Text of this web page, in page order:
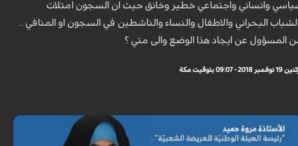
وانساني واجتماعي خطير وخانق حيث ان السجون امتلات
البحراني والاطفال والنساء والناشطين في السجون او المنافي ..
المسؤول عن ايجاد هذا الوضع والى متي ؟
نوفمبر 2018 - 09:07 بتوقيت مكة